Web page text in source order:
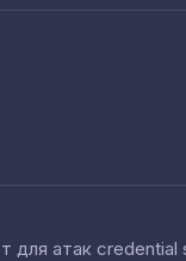
для атак credential